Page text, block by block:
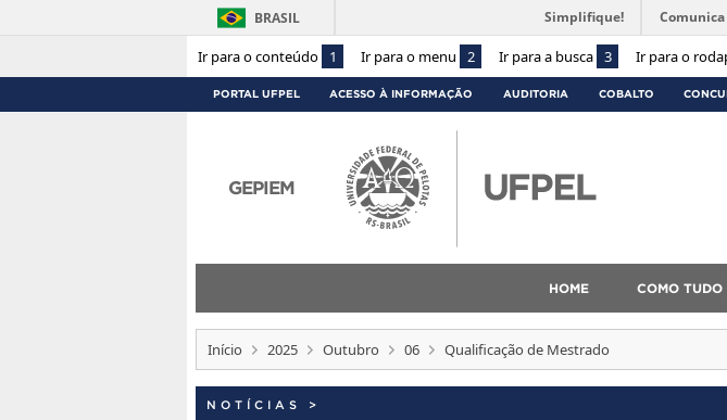
Ir para o conteúdo 1 Ir para o menu 2 Ir para a busca 3 Ir para o
BRASIL Simplifique! Comunica
PORTAL UFPEL ACESSO À INFORMAÇÃO AUDITORIA COBALTO
GEPIEM
HOME COMO TUDO
Início 2025 Outubro 06 Qualificação de Mestrado
NOTÍCIAS >